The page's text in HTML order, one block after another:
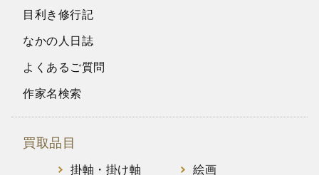
目利き修行記
なかの人日誌
よくあるご質問
作家名検索
買取品目
掛軸・掛け軸
絵画